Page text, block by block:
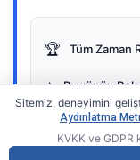
🏆 Tüm Zaman
⭐ Bugünün
Sitemiz, deneyimini
Aydınlatma
KVKK ve